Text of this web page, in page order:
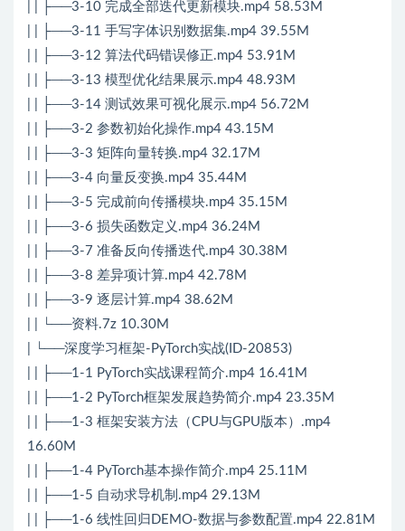
| | ├──3-10 完成全部迭代更新模块.mp4 58.53M
| | ├──3-11 手写字体识别数据集.mp4 39.55M
| | ├──3-12 算法代码错误修正.mp4 53.91M
| | ├──3-13 模型优化结果展示.mp4 48.93M
| | ├──3-14 测试效果可视化展示.mp4 56.72M
| | ├──3-2 参数初始化操作.mp4 43.15M
| | ├──3-3 矩阵向量转换.mp4 32.17M
| | ├──3-4 向量反变换.mp4 35.44M
| | ├──3-5 完成前向传播模块.mp4 35.15M
| | ├──3-6 损失函数定义.mp4 36.24M
| | ├──3-7 准备反向传播迭代.mp4 30.38M
| | ├──3-8 差异项计算.mp4 42.78M
| | ├──3-9 逐层计算.mp4 38.62M
| | └──资料.7z 10.30M
| └──深度学习框架-PyTorch实战(ID-20853)
| | ├──1-1 PyTorch实战课程简介.mp4 16.41M
| | ├──1-2 PyTorch框架发展趋势简介.mp4 23.35M
| | ├──1-3 框架安装方法（CPU与GPU版本）.mp4
16.60M
| | ├──1-4 PyTorch基本操作简介.mp4 25.11M
| | ├──1-5 自动求导机制.mp4 29.13M
| | ├──1-6 线性回归DEMO-数据与参数配置.mp4 22.81M